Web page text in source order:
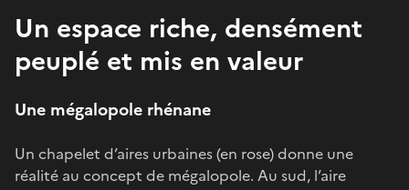
Un espace riche, densément
peuplé et mis en valeur
Une mégalopole rhénane
Un chapelet d’aires urbaines (en rose) donne une
réalité au concept de mégalopole. Au sud, l’aire